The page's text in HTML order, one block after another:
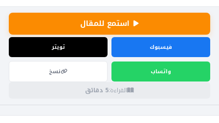
استمع للمقال
فيسبوك تويتر
واتساب نسخ
القراءة:5 دقائق